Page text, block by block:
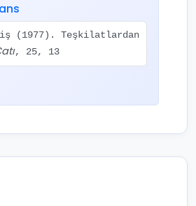
(1977). Teşkilatlardan
, 25, 13